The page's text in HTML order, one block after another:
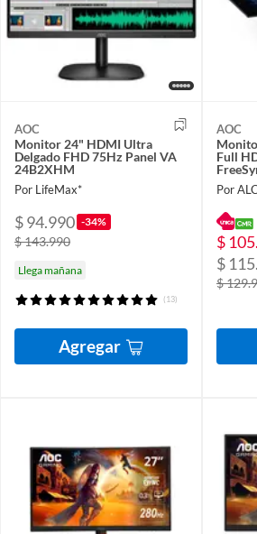
AOC
Monitor 24" HDMI Ultra
Delgado FHD 75Hz Panel VA
24B2XHM
Por LifeMax*
$ 94.990 -34%
$ 143.990
Llega mañana
(13)
Agregar
AOC
Full
Por
$
$
$